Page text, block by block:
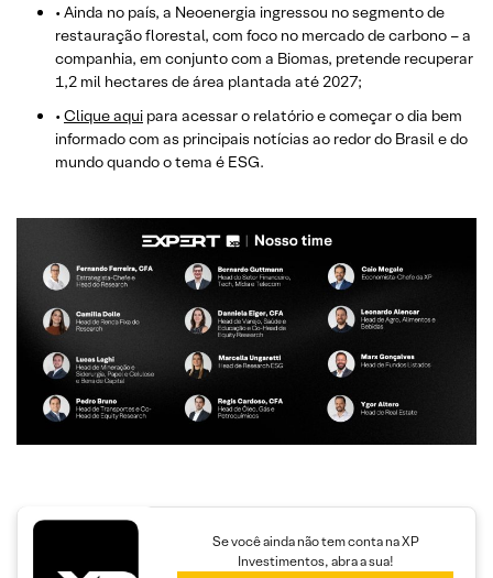
• Ainda no país, a Neoenergia ingressou no segmento de
restauração florestal, com foco no mercado de carbono – a
companhia, em conjunto com a Biomas, pretende recuperar
1,2 mil hectares de área plantada até 2027;
•Clique aqui para acessar o relatório e começar o dia bem
informado com as principais notícias ao redor do Brasil e do
mundo quando o tema é ESG.
Se você ainda não tem conta na XP
Investimentos, abra a sua!